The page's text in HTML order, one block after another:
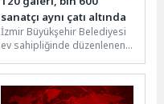
sanatçı aynı çatı altında
İzmir Büyükşehir Belediyesi
ev sahipliğinde düzenlenen
Sanat Fuarı, Fuar İzmir’de
kapılarını...